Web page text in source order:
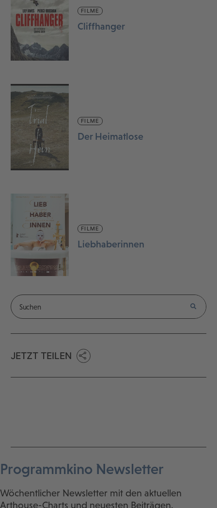
FILME
Cliffhanger
FILME
Der Heimatlose
FILME
Liebhaberinnen
JETZT TEILEN
Programmkino Newsletter
Wöchentlicher Newsletter mit den aktuellen
Arthouse-Charts und neuesten Beiträgen.